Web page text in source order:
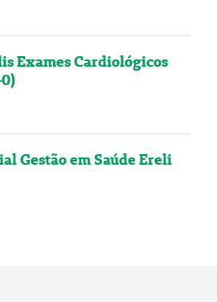
Exames Cardiológicos
Gestão em Saúde Ereli